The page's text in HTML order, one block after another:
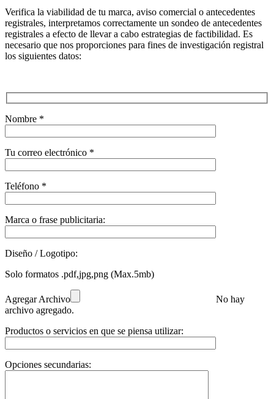
Verifica la viabilidad de tu marca, aviso comercial o antecedentes
registrales, interpretamos correctamente un sondeo de antecedentes
registrales a efecto de llevar a cabo estrategias de factibilidad. Es
necesario que nos proporciones para fines de investigación registral
los siguientes datos:
Nombre *
Tu correo electrónico *
Teléfono *
Marca o frase publicitaria:
Diseño / Logotipo:
Solo formatos .pdf,jpg,png (Max.5mb)
Agregar Archivo
No hay
archivo agregado.
Productos o servicios en que se piensa utilizar:
Opciones secundarias: